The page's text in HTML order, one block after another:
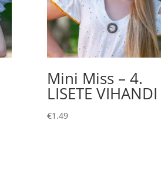
Mini Miss – 4.
LISETE VIHANDI
€1.49